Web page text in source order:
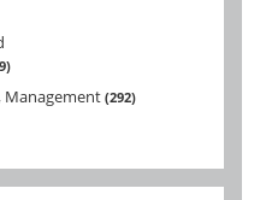
Management 292